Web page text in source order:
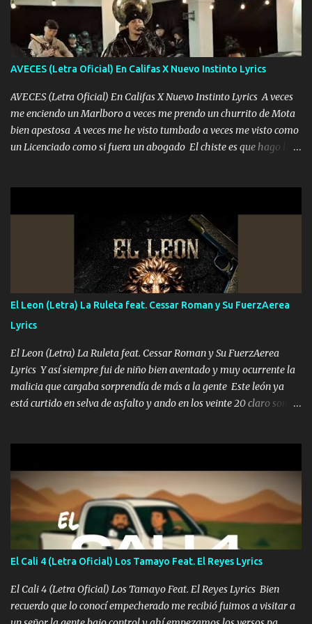
duele no tenerte aquí sabiendo que moría por ti yo y la luna
cantamos y por ti nos embriagamos Quién sabe qué será de mí si
contigo fui muy feliz a lo mejor no lloró pero muy en el fondo te
adoro
AVECES (Letra Oficial) En Califas X Nuevo Instinto Lyrics
AVECES (Letra Oficial) En Califas X Nuevo Instinto Lyrics A veces
me enciendo un Marlboro a veces me prendo un churrito de Mota
bien apestosa A veces me he visto tumbado a veces me visto como
un Licenciado como si fuera un abogado El chiste es que hago lo
corriente no quieren verte subir de level trucha mis plebes Música
A veces me pongo un sombrero a veces me ven la cachucha de lado
con la mirada siempre en alto A veces me fajó una super o a veces
me fajó una Glock siempre armado todas las generaciones yo
traigo El chiste es que hago lo que quiero pues así soy me mandó
yo tengo el control a todos yo les paro el dedo soy hocicon un
malcriado un malandrón Que Les importa no saben nada falsas
las risas las que me miran hay gente corriente no quieren ve...
El Leon (Letra) La Ruleta feat. Cessar Roman y Su FuerzAerea
Lyrics
El Leon (Letra) La Ruleta feat. Cessar Roman y Su FuerzAerea
Lyrics Y así siempre fui de niño bien aventado y muy ocurrente la
malicia que cargaba sorprendía de más a la gente Este león ya
está curtido en selva de asfalto y ando en los veinte 20 claro son
pa más pues hay charola les voy a dar hasta topar pues no hay de
otra Música Surcando bien mi camino voy por mi línea no veo a
los lados aquel que no corre vuela no se me duerm voy chicoteado
Ya pasé varias hazañas ya tienen rato que me agarran el colmillo
de este León los estatales no sé esperaron Al tiro esta la PrimiZa
también la nueve que cargo al lado doy la mano al que su amigo y
al traicionero damos pa abajo Y No me paran aquí hay pa más
pues hay charola les voy a dar hasta topar pues no hay de otra...
El Cali 4 (Letra Oficial) Los Tamayo Feat. El Reyes Lyrics
El Cali 4 (Letra Oficial) Los Tamayo Feat. El Reyes Lyrics Bien
recuerdo que lo conocí empecherado me recibió fuimos a visitar a